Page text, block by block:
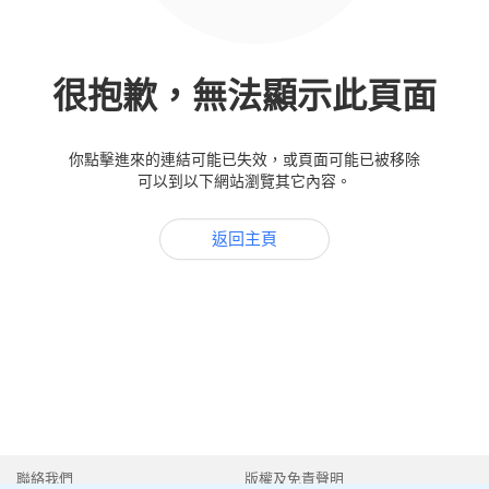
很抱歉，無法顯示此頁面
你點擊進來的連結可能已失效，或頁面可能已被移除
可以到以下網站瀏覽其它內容。
返回主頁
聯絡我們 版權及免責聲明